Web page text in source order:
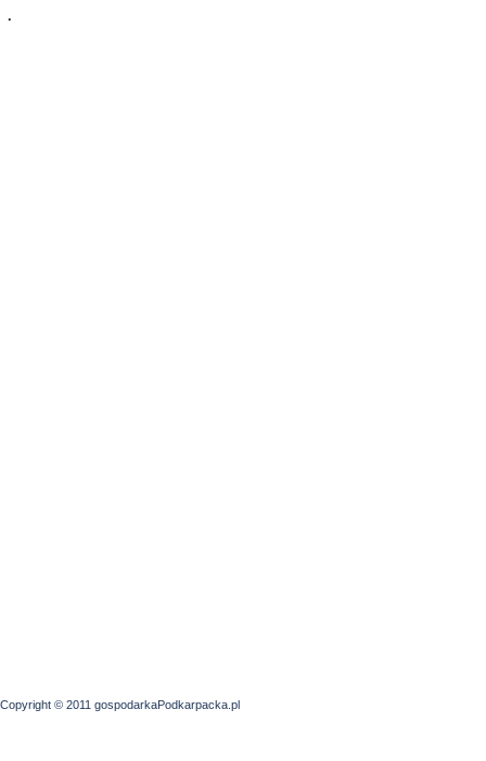
.
Copyright © 2011 gospodarkaPodkarpacka.pl